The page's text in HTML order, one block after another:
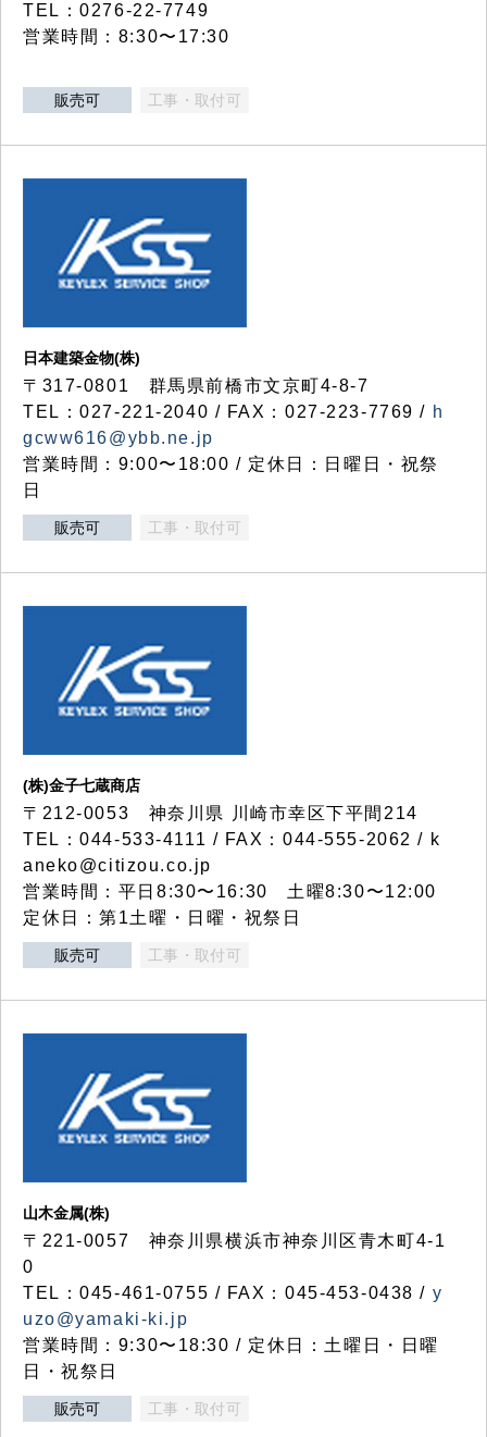
TEL：0276-22-7749
営業時間：8:30〜17:30
販売可 工事・取付可
日本建築金物(株)
〒317‐0801 群馬県前橋市文京町4-8-7
TEL：027-221-2040 / FAX：027-223-7769 / h
gcww616@ybb.ne.jp
営業時間：9:00〜18:00 / 定休日：日曜日・祝祭
日
販売可 工事・取付可
(株)金子七蔵商店
〒212-0053 神奈川県 川崎市幸区下平間214
TEL：044-533-4111 / FAX：044-555-2062 / k
aneko@citizou.co.jp
営業時間：平日8:30〜16:30 土曜8:30〜12:00
定休日：第1土曜・日曜・祝祭日
販売可 工事・取付可
山木金属(株)
〒221-0057 神奈川県横浜市神奈川区青木町4-1
0
TEL：045-461-0755 / FAX：045-453-0438 / y
uzo@yamaki-ki.jp
営業時間：9:30〜18:30 / 定休日：土曜日・日曜
日・祝祭日
販売可 工事・取付可